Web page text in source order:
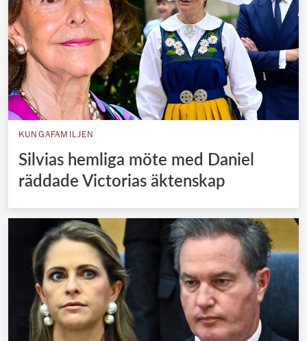
KUNGAFAMILJEN
Silvias hemliga möte med Daniel
räddade Victorias äktenskap